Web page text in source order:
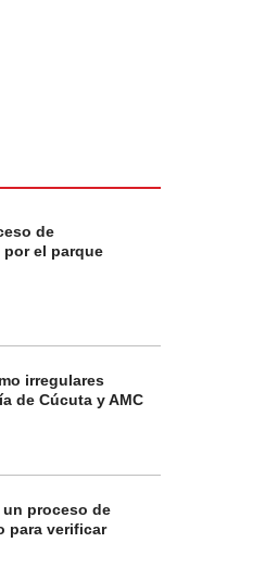
de
el parque
irregulares
de Cúcuta y AMC
proceso de
para verificar